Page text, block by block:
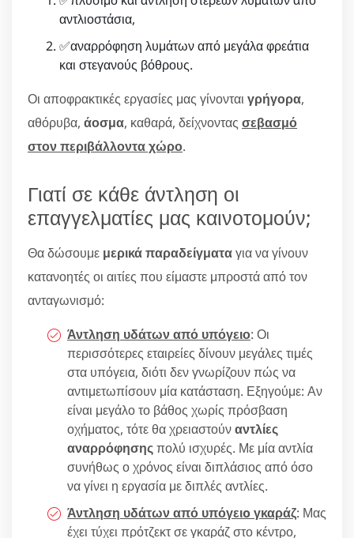
αντλιοστάσια,
✅αναρρόφηση λυμάτων από μεγάλα φρεάτια
και στεγανούς βόθρους.
Οι αποφρακτικές εργασίες μας γίνονται γρήγορα,
αθόρυβα, άοσμα, καθαρά, δείχνοντας σεβασμό
στον περιβάλλοντα χώρο.
Γιατί σε κάθε άντληση οι
επαγγελματίες μας καινοτομούν;
Θα δώσουμε μερικά παραδείγματαγια να γίνουν
κατανοητές οι αιτίες που είμαστε μπροστά από τον
ανταγωνισμό:
Άντληση υδάτων από υπόγειο: Οι
περισσότερες εταιρείες δίνουν μεγάλες τιμές
στα υπόγεια, διότι δεν γνωρίζουν πώς να
αντιμετωπίσουν μία κατάσταση. Εξηγούμε: Αν
είναι μεγάλο το βάθος χωρίς πρόσβαση
οχήματος, τότε θα χρειαστούναντλίες
αναρρόφησηςπολύ ισχυρές. Με μία αντλία
συνήθως ο χρόνος είναι διπλάσιος από όσο
να γίνει η εργασία με διπλές αντλίες.
Άντληση υδάτων από υπόγειo γκαράζ: Μας
έχει τύχει πρότζεκτ σε γκαράζ στο κέντρο,